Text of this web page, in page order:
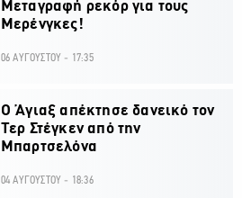
Μεταγραφή ρεκόρ για τους
Μερένγκες!
06 ΑΥΓΟΥΣΤΟΥ - 17:35
Ο Άγιαξ απέκτησε δανεικό τον
Τερ Στέγκεν από την
Μπαρτσελόνα
04 ΑΥΓΟΥΣΤΟΥ - 18:36